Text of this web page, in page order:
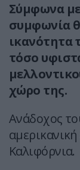
Σύμφωνα
συμφωνία
ικανότητα
τόσο
χώρο της.
Ανάδοχος
Καλιφόρνια.